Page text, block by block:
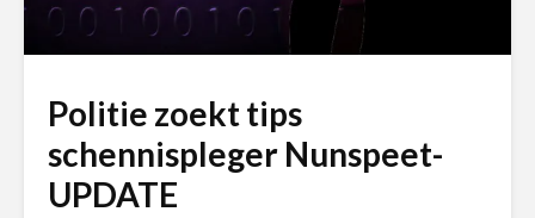
Politie zoekt tips
schennispleger Nunspeet-
UPDATE